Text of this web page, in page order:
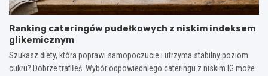
Ranking cateringów pudełkowych z niskim indeksem
glikemicznym
Szukasz diety, która poprawi samopoczucie i utrzyma stabilny poziom
cukru? Dobrze trafiłeś. Wybór odpowiedniego cateringu z niskim IG może